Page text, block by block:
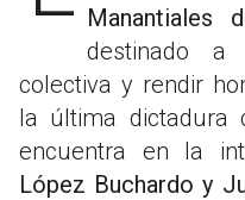
Manantiales
destinado a
colectiva y rendir
la última dictadura
encuentra en la
López Buchardo y